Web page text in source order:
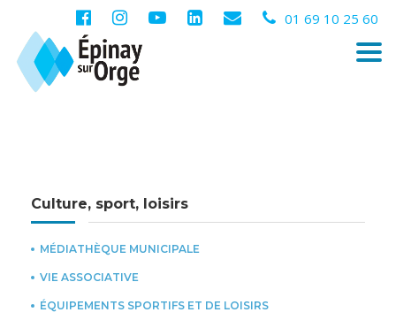
01 69 10 25 60
Culture, sport, loisirs
MÉDIATHÈQUE MUNICIPALE
VIE ASSOCIATIVE
ÉQUIPEMENTS SPORTIFS ET DE LOISIRS